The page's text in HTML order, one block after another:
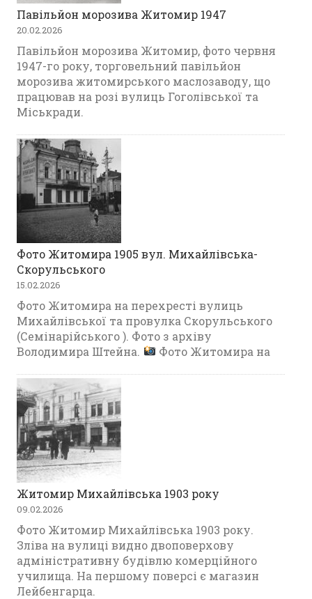
Павільйон морозива Житомир 1947
20.02.2026
Павільйон морозива Житомир, фото червня
1947-го року, торговельний павільйон
морозива житомирського маслозаводу, що
працював на розі вулиць Гоголівської та
Міськради.
Фото Житомира 1905 вул. Михайлівська-
Скорульського
15.02.2026
Фото Житомира на перехресті вулиць
Михайлівської та провулка Скорульського
(Семінарійського ). Фото з архіву
Володимира Штейна.
Фото Житомира на
Житомир Михайлівська 1903 року
09.02.2026
Фото Житомир Михайлівська 1903 року.
Зліва на вулиці видно двоповерхову
адміністративну будівлю комерційного
училища. На першому поверсі є магазин
Лейбенгарца.